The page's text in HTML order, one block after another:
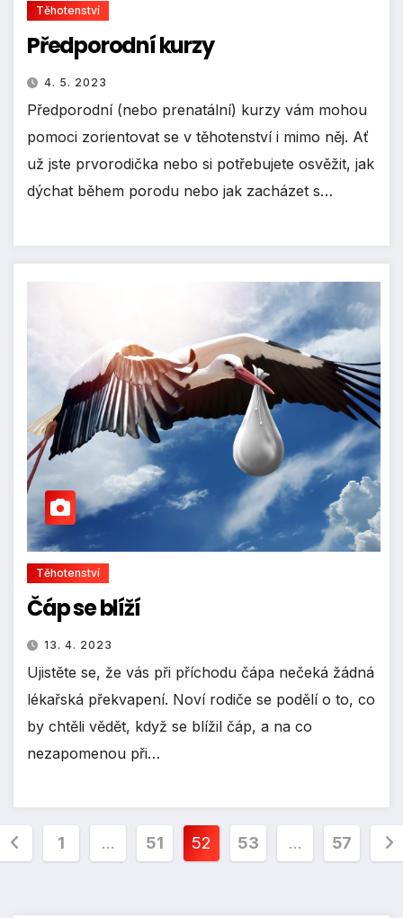
Těhotenství
Předporodní kurzy
4. 5. 2023
Předporodní (nebo prenatální) kurzy vám mohou
pomoci zorientovat se v těhotenství i mimo něj. Ať
už jste prvorodička nebo si potřebujete osvěžit, jak
dýchat během porodu nebo jak zacházet s…
Těhotenství
Čáp se blíží
13. 4. 2023
Ujistěte se, že vás při příchodu čápa nečeká žádná
lékařská překvapení. Noví rodiče se podělí o to, co
by chtěli vědět, když se blížil čáp, a na co
nezapomenou při…
1 … 51 52 53 … 57